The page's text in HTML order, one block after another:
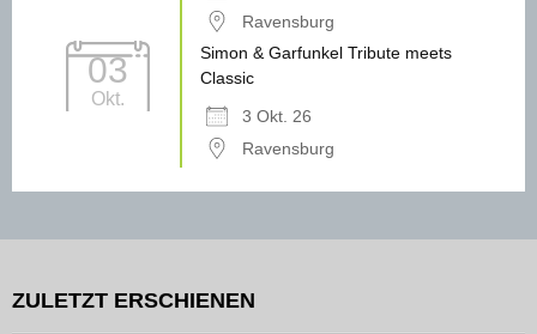
Ravensburg
03
Okt.
Simon & Garfunkel Tribute meets
Classic
3 Okt. 26
Ravensburg
ZULETZT ERSCHIENEN